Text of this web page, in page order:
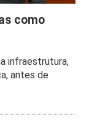
como
infraestrutura,
antes de